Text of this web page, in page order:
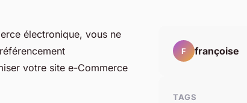
électronique, vous ne
votre site e-Commerce
F françoise
TAGS